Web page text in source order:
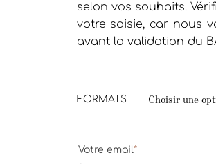
selon vos souhaits.
votre saisie, car nous
avant la validation du
FORMATS
Votre email*